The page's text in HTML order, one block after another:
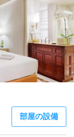
部屋の設備